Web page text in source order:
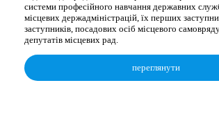
системи професійного навчання державних
місцевих держадміністрацій, їх перших
заступників, посадових осіб місцевого
депутатів місцевих рад.
переглянути